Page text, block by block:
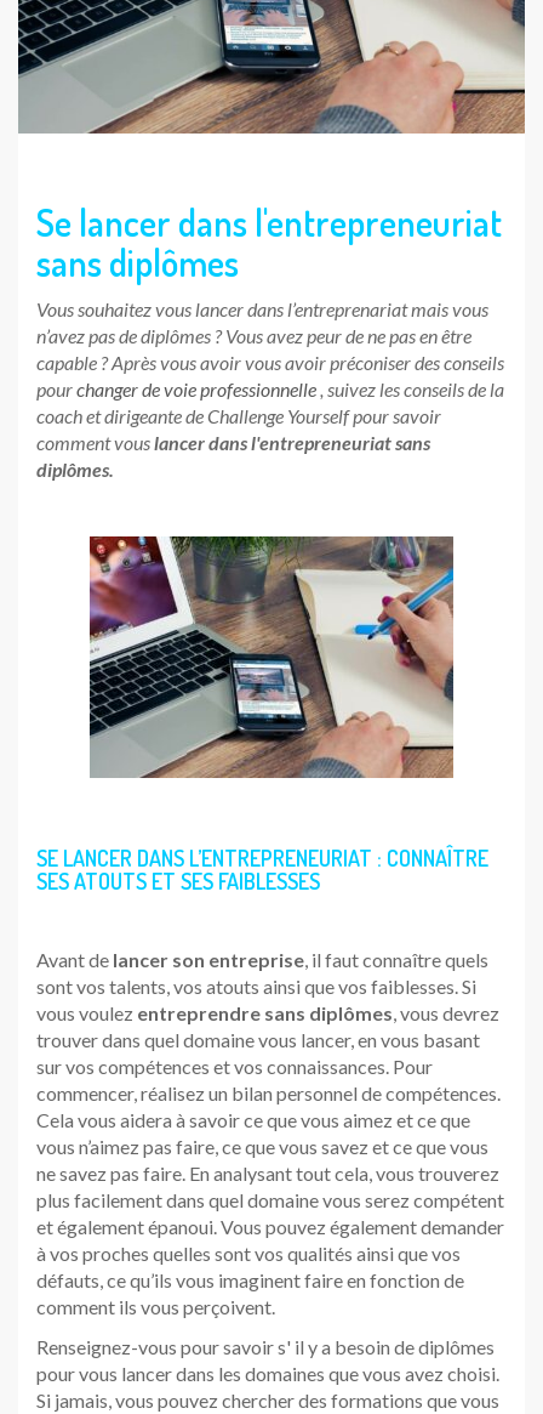
Se lancer dans l'entrepreneuriat
sans diplômes
Vous souhaitez vous lancer dans l’entreprenariat mais vous
n’avez pas de diplômes ? Vous avez peur de ne pas en être
capable ? Après vous avoir vous avoir préconiser des conseils
pourchanger de voie professionnelle, suivez les conseils de la
coach et dirigeante de Challenge Yourself pour savoir
comment vouslancer dans l'entrepreneuriat sans
diplômes.
SE LANCER DANS L’ENTREPRENEURIAT : CONNAÎTRE
SES ATOUTS ET SES FAIBLESSES
Avant de lancer son entreprise, il faut connaître quels
sont vos talents, vos atouts ainsi que vos faiblesses. Si
vous voulez entreprendre sans diplômes, vous devrez
trouver dans quel domaine vous lancer, en vous basant
sur vos compétences et vos connaissances. Pour
commencer, réalisez un bilan personnel de compétences.
Cela vous aidera à savoir ce que vous aimez et ce que
vous n’aimez pas faire, ce que vous savez et ce que vous
ne savez pas faire. En analysant tout cela, vous trouverez
plus facilement dans quel domaine vous serez compétent
et également épanoui. Vous pouvez également demander
à vos proches quelles sont vos qualités ainsi que vos
défauts, ce qu’ils vous imaginent faire en fonction de
comment ils vous perçoivent.
Renseignez-vous pour savoir s' il y a besoin de diplômes
pour vous lancer dans les domaines que vous avez choisi.
Si jamais, vous pouvez chercher des formations que vous